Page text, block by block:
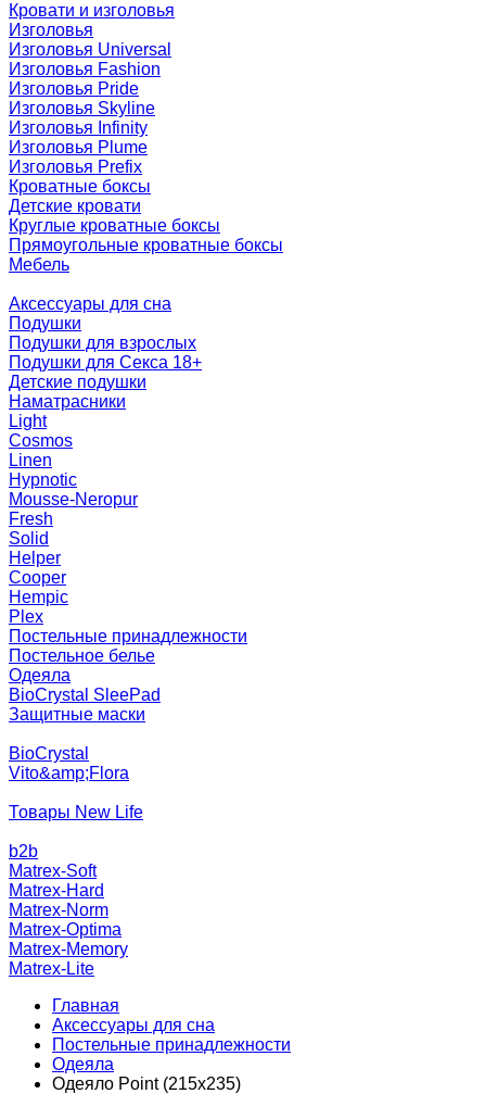
Кровати и изголовья
Изголовья
Изголовья Universal
Изголовья Fashion
Изголовья Pride
Изголовья Skyline
Изголовья Infinity
Изголовья Plume
Изголовья Prefix
Кроватные боксы
Детские кровати
Круглые кроватные боксы
Прямоугольные кроватные боксы
Мебель
Аксессуары для сна
Подушки
Подушки для взрослых
Подушки для Секса 18+
Детские подушки
Наматрасники
Light
Cosmos
Linen
Hypnotic
Mousse-Neropur
Fresh
Solid
Helper
Cooper
Hempic
Plex
Постельные принадлежности
Постельное белье
Одеяла
BioCrystal SleePad
Защитные маски
BioCrystal
Vito&amp;Flora
Товары New Life
b2b
Matrex-Soft
Matrex-Hard
Matrex-Norm
Matrex-Optima
Matrex-Memory
Matrex-Lite
Главная
Аксессуары для сна
Постельные принадлежности
Одеяла
Одеяло Point (215x235)